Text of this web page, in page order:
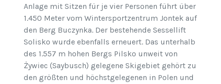
Anlage mit Sitzen für je vier Personen führt über
1.450 Meter vom Wintersportzentrum Jontek auf
den Berg Buczynka. Der bestehende Sessellift
Solisko wurde ebenfalls erneuert. Das unterhalb
des 1.557 m hohen Bergs Pilsko unweit von
Żywiec (Saybusch) gelegene Skigebiet gehört zu
den größten und höchstgelegenen in Polen und